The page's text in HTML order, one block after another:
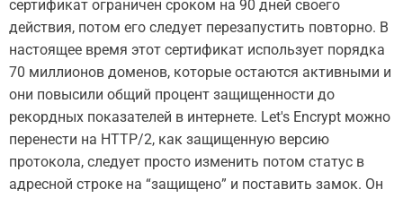
сертификат ограничен сроком на 90 дней своего
действия, потом его следует перезапустить повторно. В
настоящее время этот сертификат использует порядка
70 миллионов доменов, которые остаются активными и
они повысили общий процент защищенности до
рекордных показателей в интернете. Let's Encrypt можно
перенести на HTTP/2, как защищенную версию
протокола, следует просто изменить потом статус в
адресной строке на “защищено” и поставить замок. Он